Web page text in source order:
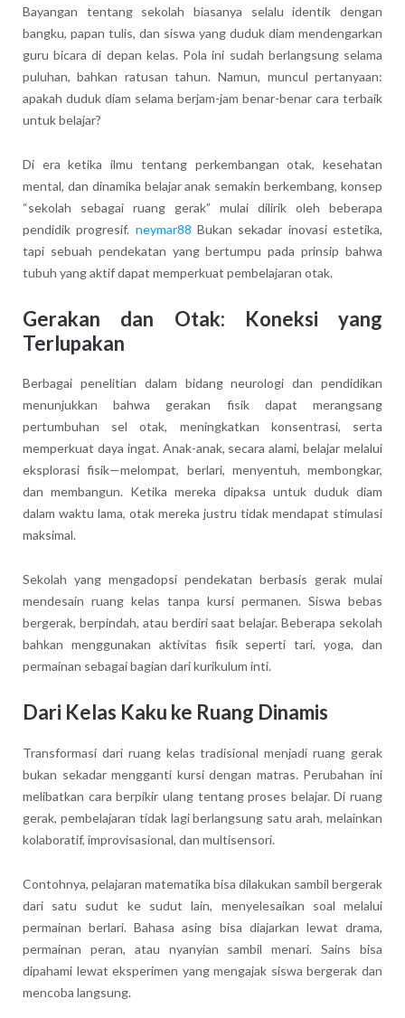
Bayangan tentang sekolah biasanya selalu identik dengan
bangku, papan tulis, dan siswa yang duduk diam mendengarkan
guru bicara di depan kelas. Pola ini sudah berlangsung selama
puluhan, bahkan ratusan tahun. Namun, muncul pertanyaan:
apakah duduk diam selama berjam-jam benar-benar cara terbaik
untuk belajar?
Di era ketika ilmu tentang perkembangan otak, kesehatan
mental, dan dinamika belajar anak semakin berkembang, konsep
“sekolah sebagai ruang gerak” mulai dilirik oleh beberapa
pendidik progresif. neymar88 Bukan sekadar inovasi estetika,
tapi sebuah pendekatan yang bertumpu pada prinsip bahwa
tubuh yang aktif dapat memperkuat pembelajaran otak.
Gerakan dan Otak: Koneksi yang
Terlupakan
Berbagai penelitian dalam bidang neurologi dan pendidikan
menunjukkan bahwa gerakan fisik dapat merangsang
pertumbuhan sel otak, meningkatkan konsentrasi, serta
memperkuat daya ingat. Anak-anak, secara alami, belajar melalui
eksplorasi fisik—melompat, berlari, menyentuh, membongkar,
dan membangun. Ketika mereka dipaksa untuk duduk diam
dalam waktu lama, otak mereka justru tidak mendapat stimulasi
maksimal.
Sekolah yang mengadopsi pendekatan berbasis gerak mulai
mendesain ruang kelas tanpa kursi permanen. Siswa bebas
bergerak, berpindah, atau berdiri saat belajar. Beberapa sekolah
bahkan menggunakan aktivitas fisik seperti tari, yoga, dan
permainan sebagai bagian dari kurikulum inti.
Dari Kelas Kaku ke Ruang Dinamis
Transformasi dari ruang kelas tradisional menjadi ruang gerak
bukan sekadar mengganti kursi dengan matras. Perubahan ini
melibatkan cara berpikir ulang tentang proses belajar. Di ruang
gerak, pembelajaran tidak lagi berlangsung satu arah, melainkan
kolaboratif, improvisasional, dan multisensori.
Contohnya, pelajaran matematika bisa dilakukan sambil bergerak
dari satu sudut ke sudut lain, menyelesaikan soal melalui
permainan berlari. Bahasa asing bisa diajarkan lewat drama,
permainan peran, atau nyanyian sambil menari. Sains bisa
dipahami lewat eksperimen yang mengajak siswa bergerak dan
mencoba langsung.